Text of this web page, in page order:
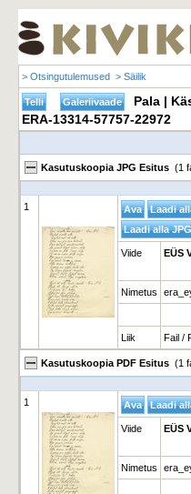
> Otsingutulemused > Säilik
Pala |
ERA-13314-57757-22972
Kasutuskoopia JPG Esitus (1
1
Viide EÜS
Nimetus
Liik Fail /
Kasutuskoopia PDF Esitus (1
1
Viide EÜS
Nimetus